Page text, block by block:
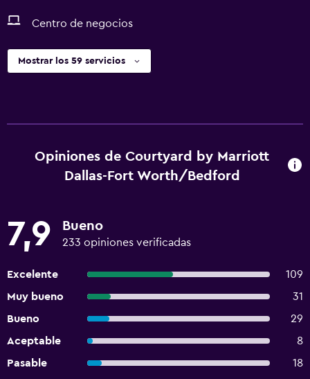
Centro de negocios
Mostrar los 59 servicios
Opiniones de Courtyard by Marriott
Dallas-Fort Worth/Bedford
7,9 Bueno
233 opiniones verificadas
Excelente
109
Muy bueno
31
Bueno
29
Aceptable
8
Pasable
18